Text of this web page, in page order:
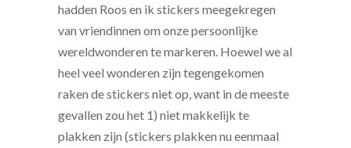
hadden Roos en ik stickers meegekregen
van vriendinnen om onze persoonlijke
wereldwonderen te markeren. Hoewel we al
heel veel wonderen zijn tegengekomen
raken de stickers niet op, want in de meeste
gevallen zou het 1) niet makkelijk te
plakken zijn (stickers plakken nu eenmaal